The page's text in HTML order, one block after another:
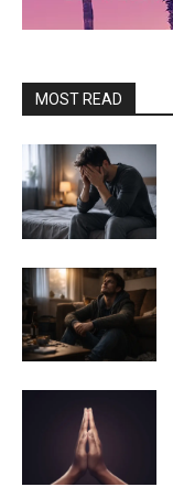
MOST READ